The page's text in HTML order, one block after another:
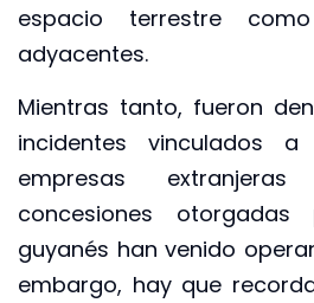
espacio terrestre
adyacentes.
Mientras tanto, fueron
incidentes vinculados
empresas
concesiones
guyanés han venido
embargo, hay que